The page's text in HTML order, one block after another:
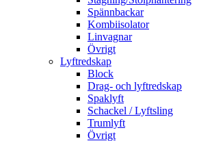
Spännbackar
Kombiisolator
Linvagnar
Övrigt
Lyftredskap
Block
Drag- och lyftredskap
Spaklyft
Schackel / Lyftsling
Trumlyft
Övrigt